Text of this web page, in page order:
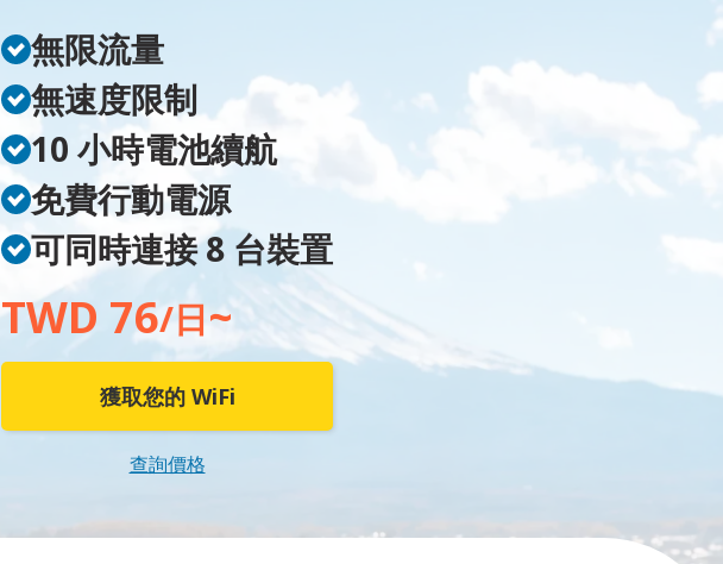
無限流量
無速度限制
10 小時電池續航
免費行動電源
可同時連接 8 台裝置
TWD 76/日~
獲取您的 WiFi
查詢價格